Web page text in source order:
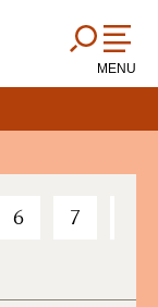
MENU
6 7